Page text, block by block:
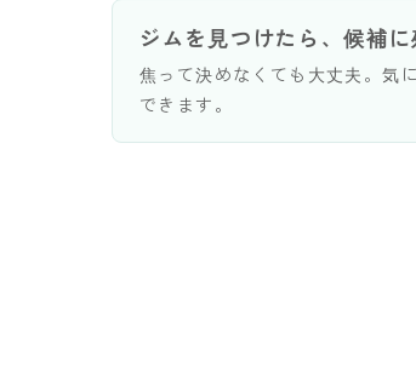
ジムを見つけたら、候補に
焦って決めなくても大丈夫。気
できます。